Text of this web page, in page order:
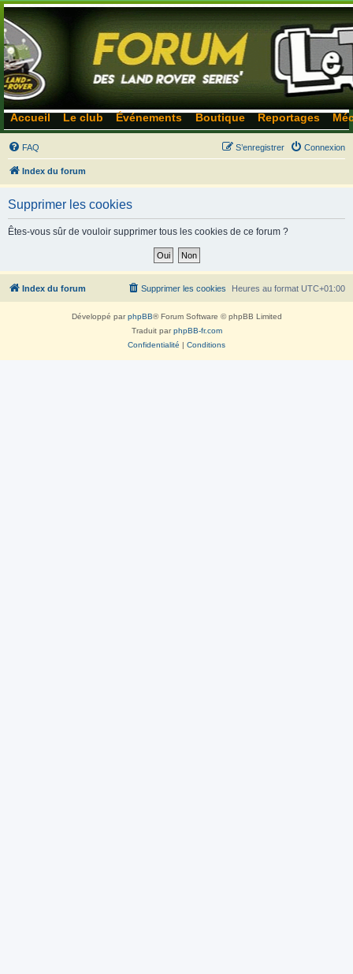
Accueil Le club Événements Boutique Reportages
FAQ Connexion
S’enregistrer
Index du forum
Supprimer les cookies
Êtes-vous sûr de vouloir supprimer tous les cookies de ce forum ?
Index du forum Heures au format UTC+01:00
Supprimer les cookies
Développé parphpBB® Forum Software © phpBB Limited
Traduit parphpBB-fr.com
Confidentialité | Conditions